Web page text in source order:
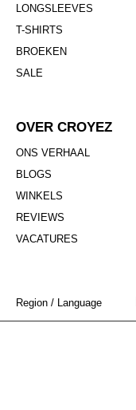
LONGSLEEVES
T-SHIRTS
BROEKEN
SALE
OVER CROYEZ
ONS VERHAAL
BLOGS
WINKELS
REVIEWS
VACATURES
Region / Language